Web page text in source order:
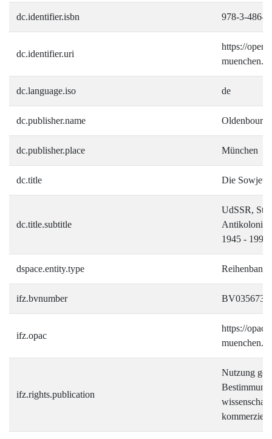
dc.identifier.isbn 978-3-486-
dc.identifier.uri
https://
dc.language.iso de
dc.publisher.name Oldenbourg
dc.publisher.place München
dc.title Die
dc.title.subtitle
UdSSR,
1945 - 1991
dspace.entity.type Reihenband
ifz.bvnumber
ifz.opac
https://
ifz.rights.publication
Nutzung